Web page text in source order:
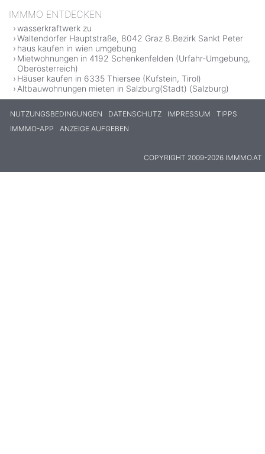
IMMMO ENTDECKEN
wasserkraftwerk zu
Waltendorfer Hauptstraße, 8042 Graz 8.Bezirk Sankt Peter
haus kaufen in wien umgebung
Mietwohnungen in 4192 Schenkenfelden (Urfahr-Umgebung,
Oberösterreich)
Häuser kaufen in 6335 Thiersee (Kufstein, Tirol)
Altbauwohnungen mieten in Salzburg(Stadt) (Salzburg)
NUTZUNGSBEDINGUNGEN DATENSCHUTZ IMPRESSUM
TIPPS
IMMMO-APP
ANZEIGE AUFGEBEN
COPYRIGHT 2009-2026 IMMMO.AT